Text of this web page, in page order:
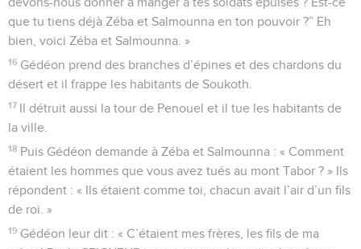
que tu tiens déjà Zéba et Salmounna en ton pouvoir ?” Eh
bien, voici Zéba et Salmounna. »
16 Gédéon prend des branches d’épines et des chardons du
désert et il frappe les habitants de Soukoth.
17 Il détruit aussi la tour de Penouel et il tue les habitants de
la ville.
18 Puis Gédéon demande à Zéba et Salmounna : « Comment
étaient les hommes que vous avez tués au mont Tabor ? » Ils
répondent : « Ils étaient comme toi, chacun avait l’air d’un fils
de roi. »
19 Gédéon leur dit : « C’étaient mes frères, les fils de ma